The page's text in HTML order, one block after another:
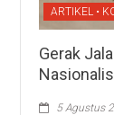
ARTIKEL •
Gerak
5 Agustus